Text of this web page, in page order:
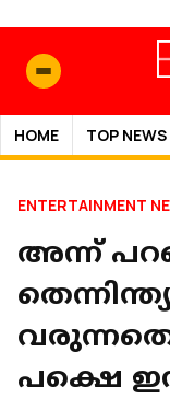
HOME TOP NEWS
ENTERTAINMENT
അന്ന്
പക്ഷെ